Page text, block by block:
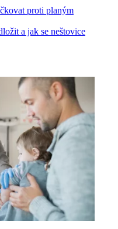
proti planým
a jak se neštovice